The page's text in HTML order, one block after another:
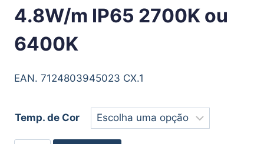
4.8W/m IP65 2700K ou
6400K
EAN. 7124803945023 CX.1
Temp. de Cor